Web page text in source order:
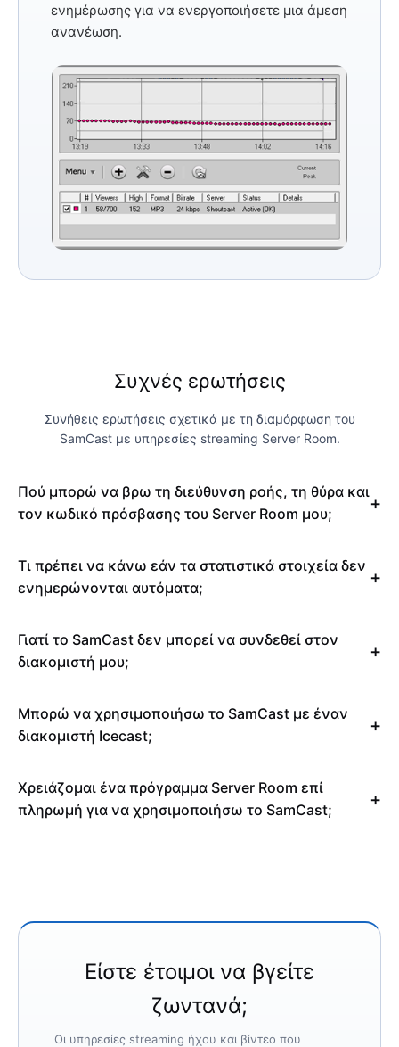
ενημέρωσης για να ενεργοποιήσετε μια άμεση
ανανέωση.
Συχνές ερωτήσεις
Συνήθεις ερωτήσεις σχετικά με τη διαμόρφωση του
SamCast με υπηρεσίες streaming Server Room.
Πού μπορώ να βρω τη διεύθυνση ροής, τη θύρα και
τον κωδικό πρόσβασης του Server Room μου;
Τι πρέπει να κάνω εάν τα στατιστικά στοιχεία δεν
ενημερώνονται αυτόματα;
Γιατί το SamCast δεν μπορεί να συνδεθεί στον
διακομιστή μου;
Μπορώ να χρησιμοποιήσω το SamCast με έναν
διακομιστή Icecast;
Χρειάζομαι ένα πρόγραμμα Server Room επί
πληρωμή για να χρησιμοποιήσω το SamCast;
Είστε έτοιμοι να βγείτε
ζωντανά;
Οι υπηρεσίες streaming ήχου και βίντεο που